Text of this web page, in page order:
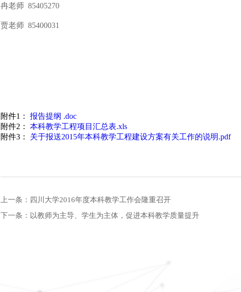
冉老师 85405270
贾老师 85400031
附件1：
报告提纲 .doc
附件2：
本科教学工程项目汇总表.xls
附件3：
关于报送2015年本科教学工程建设方案有关工作的说明.pdf
上一条： 四川大学2016年度本科教学工作会隆重召开
下一条： 以教师为主导、学生为主体，促进本科教学质量提升